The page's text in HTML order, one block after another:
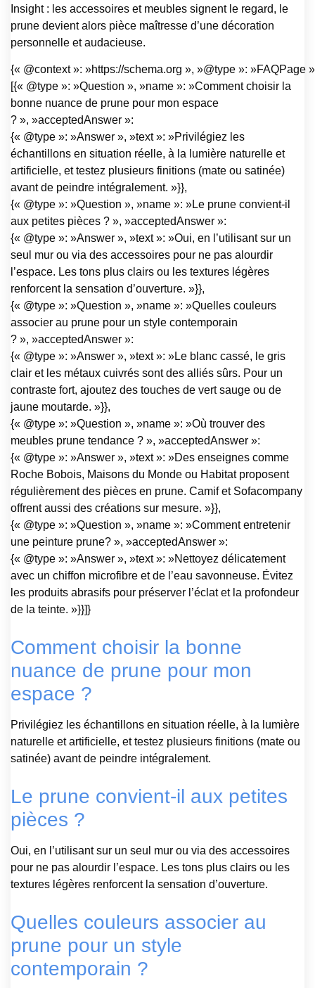
Insight : les accessoires et meubles signent le regard, le
prune devient alors pièce maîtresse d’une décoration
personnelle et audacieuse.
{« @context »: »https://schema.org », »@type »: »FAQPage
[{« @type »: »Question », »name »: »Comment choisir la
bonne nuance de prune pour mon espace
? », »acceptedAnswer »:
{« @type »: »Answer », »text »: »Privilégiez les
échantillons en situation réelle, à la lumière naturelle et
artificielle, et testez plusieurs finitions (mate ou satinée)
avant de peindre intégralement. »}},
{« @type »: »Question », »name »: »Le prune convient-il
aux petites pièces ? », »acceptedAnswer »:
{« @type »: »Answer », »text »: »Oui, en l’utilisant sur un
seul mur ou via des accessoires pour ne pas alourdir
l’espace. Les tons plus clairs ou les textures légères
renforcent la sensation d’ouverture. »}},
{« @type »: »Question », »name »: »Quelles couleurs
associer au prune pour un style contemporain
? », »acceptedAnswer »:
{« @type »: »Answer », »text »: »Le blanc cassé, le gris
clair et les métaux cuivrés sont des alliés sûrs. Pour un
contraste fort, ajoutez des touches de vert sauge ou de
jaune moutarde. »}},
{« @type »: »Question », »name »: »Où trouver des
meubles prune tendance ? », »acceptedAnswer »:
{« @type »: »Answer », »text »: »Des enseignes comme
Roche Bobois, Maisons du Monde ou Habitat proposent
régulièrement des pièces en prune. Camif et Sofacompany
offrent aussi des créations sur mesure. »}},
{« @type »: »Question », »name »: »Comment entretenir
une peinture prune? », »acceptedAnswer »:
{« @type »: »Answer », »text »: »Nettoyez délicatement
avec un chiffon microfibre et de l’eau savonneuse. Évitez
les produits abrasifs pour préserver l’éclat et la profondeur
de la teinte. »}}]}
Comment choisir la bonne
nuance de prune pour mon
espace ?
Privilégiez les échantillons en situation réelle, à la lumière
naturelle et artificielle, et testez plusieurs finitions (mate ou
satinée) avant de peindre intégralement.
Le prune convient-il aux petites
pièces ?
Oui, en l’utilisant sur un seul mur ou via des accessoires
pour ne pas alourdir l’espace. Les tons plus clairs ou les
textures légères renforcent la sensation d’ouverture.
Quelles couleurs associer au
prune pour un style
contemporain ?